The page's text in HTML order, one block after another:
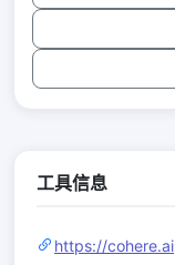
工具信息
https://cohere.ai